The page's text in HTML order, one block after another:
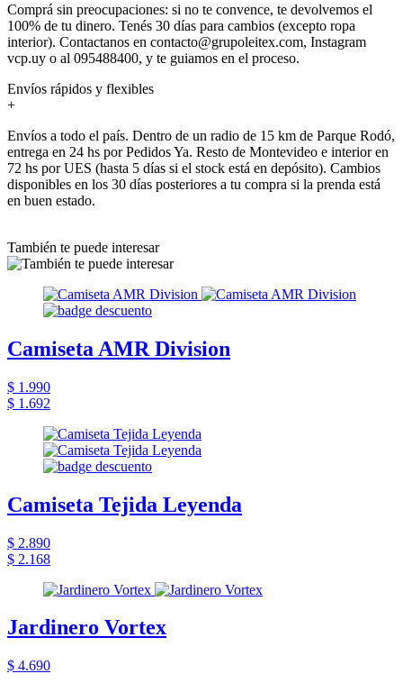
Comprá sin preocupaciones: si no te convence, te devolvemos el
100% de tu dinero. Tenés 30 días para cambios (excepto ropa
interior). Contactanos en contacto@grupoleitex.com, Instagram
vcp.uy o al 095488400, y te guiamos en el proceso.
Envíos rápidos y flexibles
+
Envíos a todo el país. Dentro de un radio de 15 km de Parque Rodó,
entrega en 24 hs por Pedidos Ya. Resto de Montevideo e interior en
72 hs por UES (hasta 5 días si el stock está en depósito). Cambios
disponibles en los 30 días posteriores a tu compra si la prenda está
en buen estado.
También te puede interesar
Camiseta AMR Division
$ 1.990
$ 1.692
Camiseta Tejida Leyenda
$ 2.890
$ 2.168
Jardinero Vortex
$ 4.690